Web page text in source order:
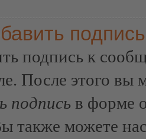
подпись к
После этого
подпись в форме
также можете